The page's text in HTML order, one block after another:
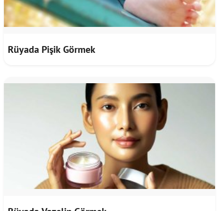
Rüyada Pişik Görmek